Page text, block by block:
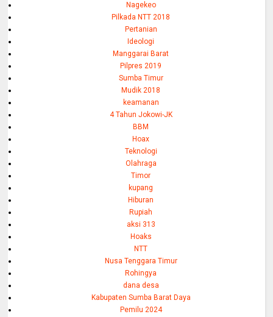
Nagekeo
Pilkada NTT 2018
Pertanian
Ideologi
Manggarai Barat
Pilpres 2019
Sumba Timur
Mudik 2018
keamanan
4 Tahun Jokowi-JK
BBM
Hoax
Teknologi
Olahraga
Timor
kupang
Hiburan
Rupiah
aksi 313
Hoaks
NTT
Nusa Tenggara Timur
Rohingya
dana desa
Kabupaten Sumba Barat Daya
Pemilu 2024